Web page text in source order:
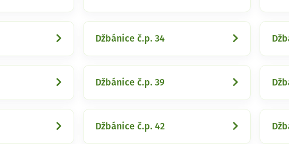
Džbánice č.p. 34
Džbánice č.p. 39
Džbánice č.p. 42